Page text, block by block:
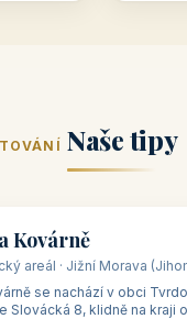
Naše tipy
Kovárně
areál · Jižní Morava
se nachází v obci
Slovácká 8, klidně na kraji